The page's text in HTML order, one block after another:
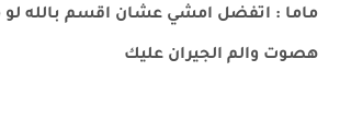
ماما : اتفضل امشي عشان اقسم بالله
هصوت والم الجيران عليك